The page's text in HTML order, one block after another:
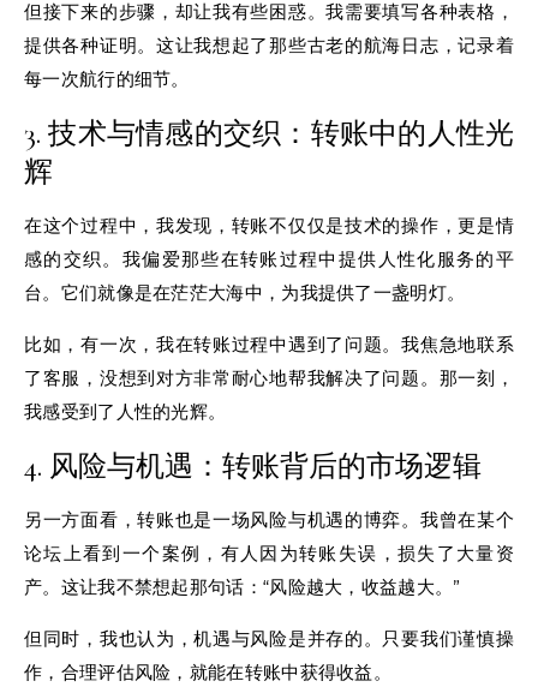
但接下来的步骤，却让我有些困惑。我需要填写各种表格，
提供各种证明。这让我想起了那些古老的航海日志，记录着
每一次航行的细节。
3. 技术与情感的交织：转账中的人性光
辉
在这个过程中，我发现，转账不仅仅是技术的操作，更是情
感的交织。我偏爱那些在转账过程中提供人性化服务的平
台。它们就像是在茫茫大海中，为我提供了一盏明灯。
比如，有一次，我在转账过程中遇到了问题。我焦急地联系
了客服，没想到对方非常耐心地帮我解决了问题。那一刻，
我感受到了人性的光辉。
4. 风险与机遇：转账背后的市场逻辑
另一方面看，转账也是一场风险与机遇的博弈。我曾在某个
论坛上看到一个案例，有人因为转账失误，损失了大量资
产。这让我不禁想起那句话：“风险越大，收益越大。”
但同时，我也认为，机遇与风险是并存的。只要我们谨慎操
作，合理评估风险，就能在转账中获得收益。